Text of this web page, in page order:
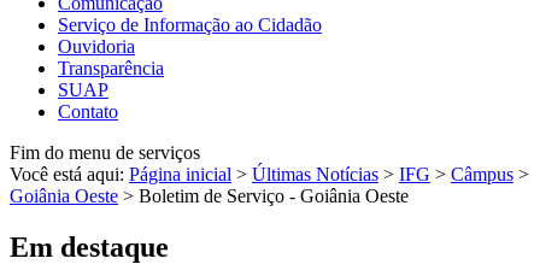
Serviço de Informação ao Cidadão
Ouvidoria
Transparência
SUAP
Contato
Fim do menu de serviços
Você está aqui: Página inicial > Últimas Notícias > IFG > Câmpus >
Goiânia Oeste > Boletim de Serviço - Goiânia Oeste
Em destaque